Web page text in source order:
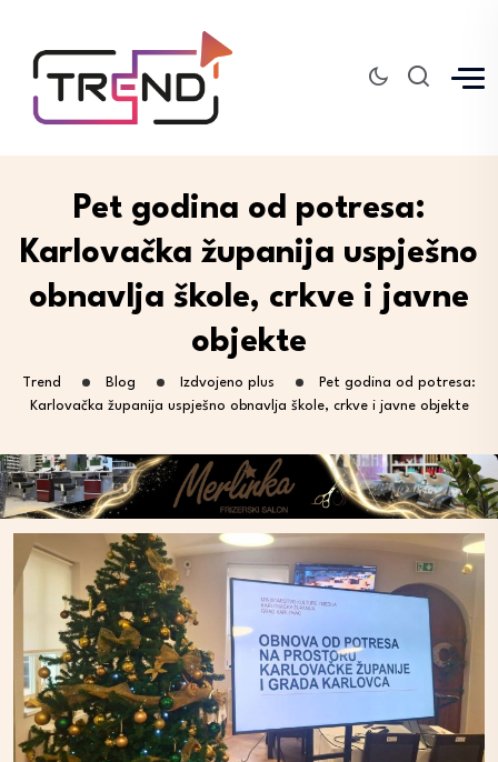
Pet godina od potresa:
Karlovačka županija uspješno
obnavlja škole, crkve i javne
objekte
Trend Blog Izdvojeno plus
Pet godina od potresa:
Karlovačka županija uspješno obnavlja škole, crkve i javne objekte